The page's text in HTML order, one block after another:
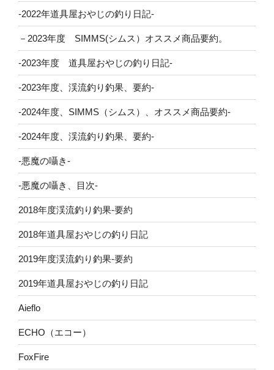
-2022年道具屋おやじの釣り日記-
－2023年度 SIMMS(シムス）オススメ商品要約。
-2023年度 道具屋おやじの釣り日記-
-2023年度、渓流釣り釣果、要約-
-2024年度、SIMMS（シムス）、オススメ商品要約-
-2024年度、渓流釣り釣果、要約-
-悪魔の囁き-
-悪魔の囁き、目次-
2018年度渓流釣り釣果-要約
2018年道具屋おやじの釣り日記
2019年度渓流釣り釣果-要約
2019年道具屋おやじの釣り日記
Aieflo
ECHO（エコー）
FoxFire